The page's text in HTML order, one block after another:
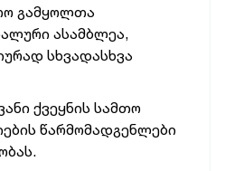
გამყოლთა
ასამბლეა,
სხვადასხვა
ქვეყნის სამთო
წარმომადგენლები